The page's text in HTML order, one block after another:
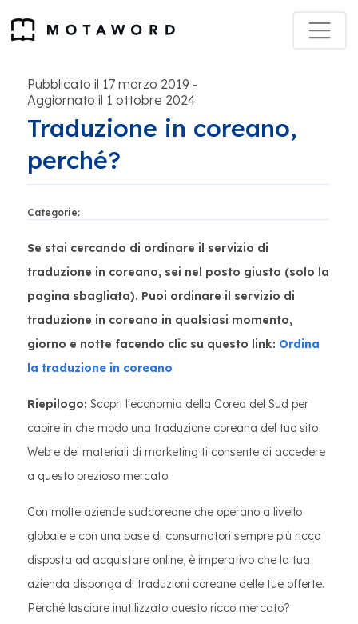
Pubblicato il 17 marzo 2019 -
Aggiornato il 1 ottobre 2024
Traduzione in coreano,
perché?
Categorie:
Se stai cercando di ordinare il servizio di
traduzione in coreano, sei nel posto giusto (solo la
pagina sbagliata). Puoi ordinare il servizio di
traduzione in coreano in qualsiasi momento,
giorno e notte facendo clic su questo link: Ordina
la traduzione in coreano
Riepilogo: Scopri l'economia della Corea del Sud per
capire in che modo una traduzione coreana del tuo sito
Web e dei materiali di marketing ti consente di accedere
a questo prezioso mercato.
Con molte aziende sudcoreane che operano a livello
globale e con una base di consumatori sempre più ricca
disposta ad acquistare online, è imperativo che la tua
azienda disponga di traduzioni coreane delle tue offerte.
Perché lasciare inutilizzato questo ricco mercato?